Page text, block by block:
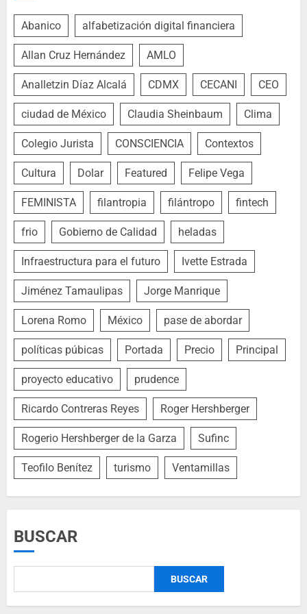
Abanico alfabetización digital financiera
Allan Cruz Hernández AMLO
Analletzin Díaz Alcalá CDMX CECANI CEO
ciudad de México Claudia Sheinbaum Clima
Colegio Jurista CONSCIENCIA Contextos
Cultura Dolar Featured Felipe Vega
FEMINISTA filantropia filántropo fintech
frio Gobierno de Calidad heladas
Infraestructura para el futuro Ivette Estrada
Jiménez Tamaulipas Jorge Manrique
Lorena Romo México pase de abordar
políticas púbicas Portada Precio Principal
proyecto educativo prudence
Ricardo Contreras Reyes Roger Hershberger
Rogerio Hershberger de la Garza Sufinc
Teofilo Benítez turismo Ventamillas
BUSCAR
BUSCAR